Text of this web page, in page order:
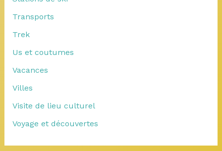
Transports
Trek
Us et coutumes
Vacances
Villes
Visite de lieu culturel
Voyage et découvertes